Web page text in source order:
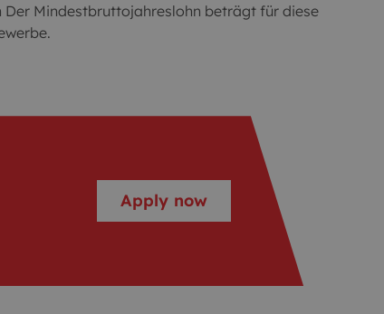
Der Mindestbruttojahreslohn beträgt für diese
Apply now